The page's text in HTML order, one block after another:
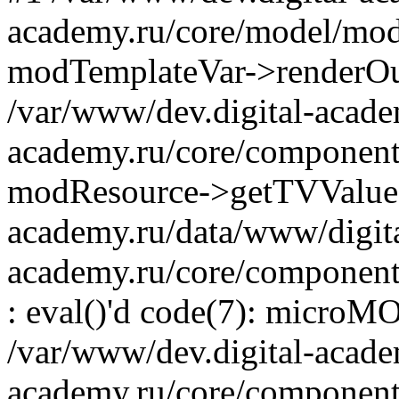
academy.ru/core/model/
modTemplateVar-
/var/www/dev.digital-
academy.ru/core/
modResource-
academy.ru/data/www/
academy.ru/core/
: eval()'d code(7):
/var/www/dev.digital-